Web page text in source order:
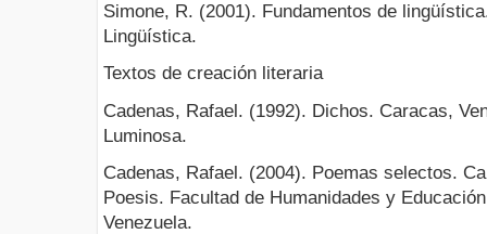
Simone, R. (2001). Fundamentos de
Lingüística.
Textos de creación literaria
Cadenas, Rafael. (1992). Dichos. Caracas,
Luminosa.
Cadenas, Rafael. (2004). Poemas selectos.
Poesis. Facultad de Humanidades y
Venezuela.